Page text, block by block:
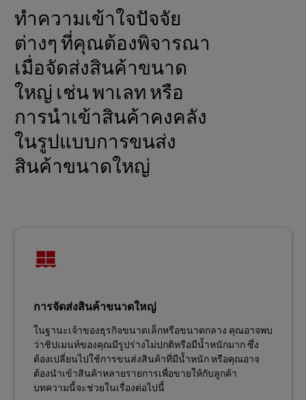
ทำความเข้าใจปัจจัย
ต่างๆ ที่คุณต้องพิจารณา
เมื่อจัดส่งสินค้าขนาด
ใหญ่ เช่น พาเลท หรือ
การนำเข้าสินค้าคงคลัง
ในรูปแบบการขนส่ง
สินค้าขนาดใหญ่
การจัดส่งสินค้าขนาดใหญ่
ในฐานะเจ้าของธุรกิจขนาดเล็กหรือขนาดกลาง คุณอาจพบ
ว่าชิปเมนท์ของคุณมีรูปร่างไม่ปกติหรือมีน้ำหนักมาก ซึ่ง
ต้องเปลี่ยนไปใช้การขนส่งสินค้าที่มีน้ำหนัก หรือคุณอาจ
ต้องนำเข้าสินค้าหลายรายการเพื่อขายให้กับลูกค้า
บทความนี้จะช่วยในเรื่องต่อไปนี้